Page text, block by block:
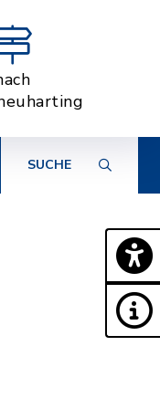
SUCHE